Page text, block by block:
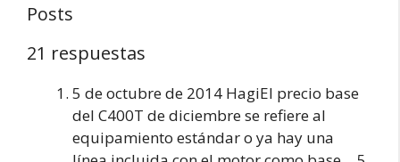
Posts
21 respuestas
5 de octubre de 2014 HagiEl precio base
del C400T de diciembre se refiere al
equipamiento estándar o ya hay una